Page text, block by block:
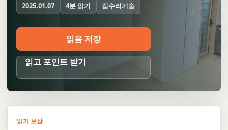
2025.01.07 4분 읽기 집수리기술
읽음 저장
읽고 포인트 받기
읽기 보상